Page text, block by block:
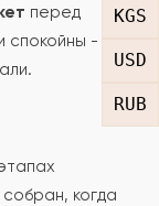
KGS
USD
RUB
перед
спокойны -
когда